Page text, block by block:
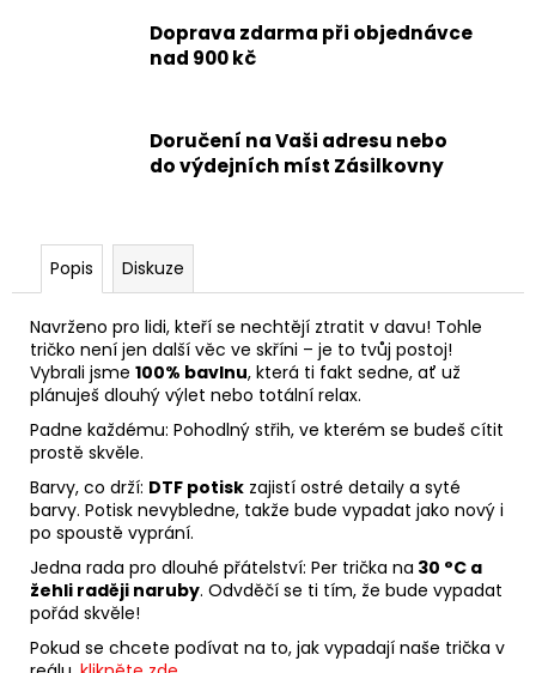
Doprava zdarma při objednávce
nad 900 kč
Doručení na Vaši adresu nebo
do výdejních míst Zásilkovny
Popis Diskuze
Navrženo pro lidi, kteří se nechtějí ztratit v davu! Tohle
tričko není jen další věc ve skříni – je to tvůj postoj!
Vybrali jsme 100% bavlnu, která ti fakt sedne, ať už
plánuješ dlouhý výlet nebo totální relax.
Padne každému: Pohodlný střih, ve kterém se budeš cítit
prostě skvěle.
Barvy, co drží: DTF potisk zajistí ostré detaily a syté
barvy. Potisk nevybledne, takže bude vypadat jako nový i
po spoustě vyprání.
Jedna rada pro dlouhé přátelství: Per trička na 30 °C a
žehli raději naruby. Odvděčí se ti tím, že bude vypadat
pořád skvěle!
Pokud se chcete podívat na to, jak vypadají naše trička v